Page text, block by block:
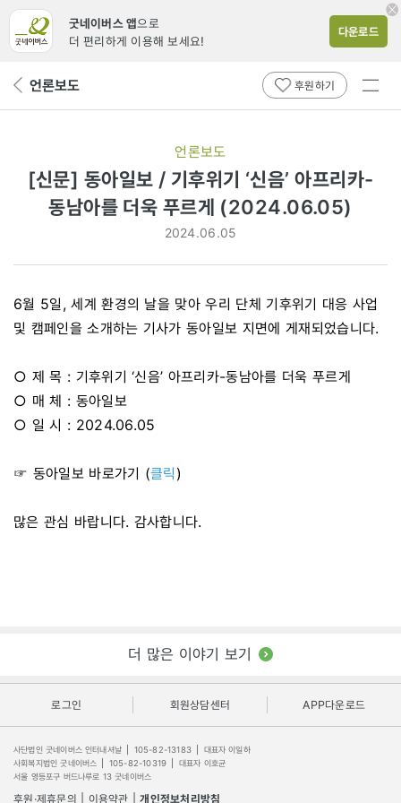
굿네이버스 앱으로
더 편리하게 이용해 보세요!
다운로드
뒤 언론보도 후원하기
전체
언론보도
[신문] 동아일보 / 기후위기 ‘신음’ 아프리카-
동남아를 더욱 푸르게 (2024.06.05)
2024.06.05
6월 5일, 세계 환경의 날을 맞아 우리 단체 기후위기 대응 사업
및 캠페인을 소개하는 기사가 동아일보 지면에 게재되었습니다.
○ 제 목 : 기후위기 ‘신음’ 아프리카-동남아를 더욱 푸르게
○ 매 체 : 동아일보
○ 일 시 : 2024.06.05
☞ 동아일보 바로가기 (클릭 )
많은 관심 바랍니다. 감사합니다.
더 많은 이야기 보기
로그인 회원상담센터 APP다운로드
사단법인 굿네이버스 인터내셔날 105-82-13183
대표자 이일하
사회복지법인 굿네이버스
105-82-10319
대표자 이호균
서울 영등포구 버드나루로 13 굿네이버스
후원·제휴문의 이용약관 개인정보처리방침